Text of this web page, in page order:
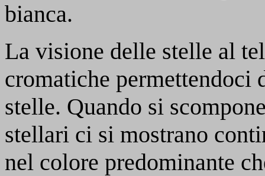
bianca.
La visione delle stelle al
cromatiche
stelle. Quando si
stellari ci si mostrano
nel colore predominante